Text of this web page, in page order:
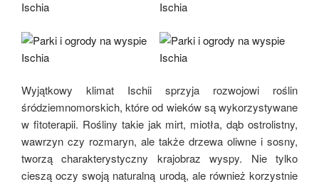
Wyjątkowy klimat Ischii sprzyja rozwojowi roślin
śródziemnomorskich, które od wieków są wykorzystywane
w fitoterapii. Rośliny takie jak mirt, miotła, dąb ostrolistny,
wawrzyn czy rozmaryn, ale także drzewa oliwne i sosny,
tworzą charakterystyczny krajobraz wyspy. Nie tylko
cieszą oczy swoją naturalną urodą, ale również korzystnie